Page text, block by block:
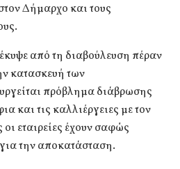
Δήμαρχο και τους
από τη διαβούλευση πέραν
κατασκευή των
πρόβλημα διάβρωσης
και τις καλλιέργειες με τον
εταιρείες έχουν σαφώς
την αποκατάσταση.